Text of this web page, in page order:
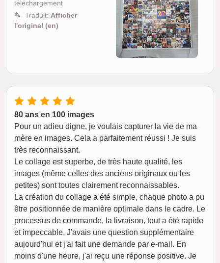
téléchargement
Traduit: Afficher
l'original (en)
80 ans en 100 images
Pour un adieu digne, je voulais capturer la vie de ma
mère en images. Cela a parfaitement réussi ! Je suis
très reconnaissant.
Le collage est superbe, de très haute qualité, les
images (même celles des anciens originaux ou les
petites) sont toutes clairement reconnaissables.
La création du collage a été simple, chaque photo a pu
être positionnée de manière optimale dans le cadre. Le
processus de commande, la livraison, tout a été rapide
et impeccable. J'avais une question supplémentaire
aujourd'hui et j'ai fait une demande par e-mail. En
moins d'une heure, j'ai reçu une réponse positive. Je